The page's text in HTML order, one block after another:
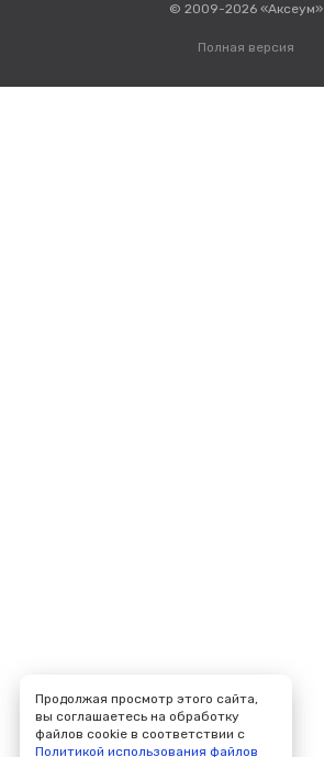
© 2009-2026 «Аксеум»
Полная версия
Продолжая просмотр этого сайта,
вы соглашаетесь на обработку
файлов cookie в соответствии с
Политикой использования файлов